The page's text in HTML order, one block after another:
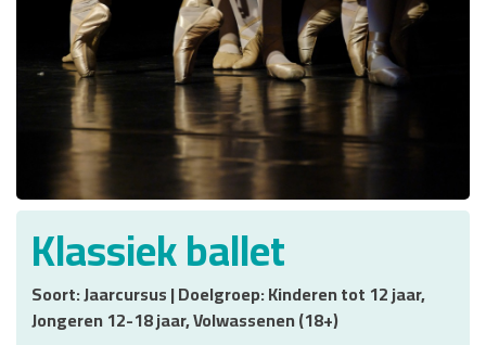
Klassiek ballet
Soort: Jaarcursus | Doelgroep: Kinderen tot 12 jaar,
Jongeren 12-18 jaar, Volwassenen (18+)